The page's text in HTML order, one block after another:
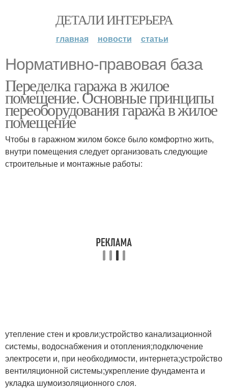
ДЕТАЛИ ИНТЕРЬЕРА
главная новости статьи
Нормативно-правовая база
Переделка гаража в жилое
помещение. Основные принципы
переоборудования гаража в жилое
помещение
Чтобы в гаражном жилом боксе было комфортно жить,
внутри помещения следует организовать следующие
строительные и монтажные работы:
утепление стен и кровли;устройство канализационной
системы, водоснабжения и отопления;подключение
электросети и, при необходимости, интернета;устройство
вентиляционной системы;укрепление фундамента и
укладка шумоизоляционного слоя.